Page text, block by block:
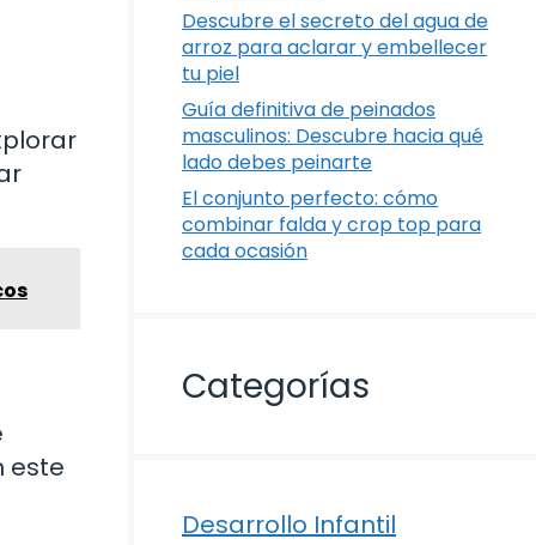
este
Descubre el secreto del agua de
arroz para aclarar y embellecer
tu piel
Guía definitiva de peinados
masculinos: Descubre hacia qué
lado debes peinarte
El conjunto perfecto: cómo
combinar falda y crop top para
cada ocasión
Categorías
Desarrollo Infantil